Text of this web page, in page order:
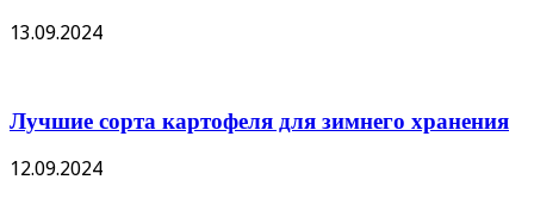
13.09.2024
Лучшие сорта картофеля для зимнего хранения
12.09.2024